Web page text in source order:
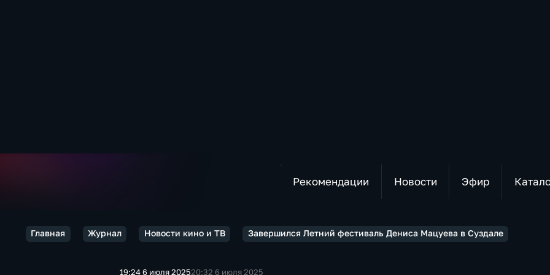
Рекомендации Новости Эфир
Главная Журнал Новости кино и ТВ Завершился Летний фестиваль Дениса Мацуева в Суздале
19:24 6 июля 202520:32 6 июля 2025